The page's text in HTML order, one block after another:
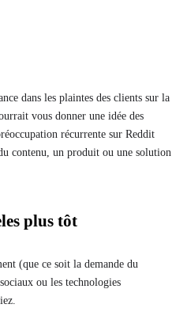
dans les plaintes des clients sur la
vous donner une idée des
récurrente sur Reddit
contenu, un produit ou une solution
plus tôt
(que ce soit la demande du
ou les technologies